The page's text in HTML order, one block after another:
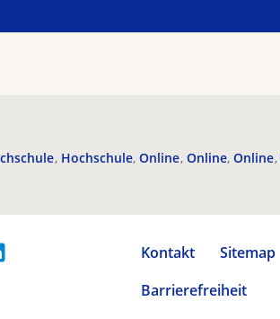
Hochschule Online Online Online
Kontakt Sitemap
Barrierefreiheit